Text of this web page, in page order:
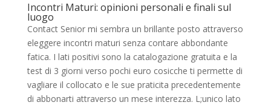
Incontri Maturi: opinioni personali e finali sul
luogo
Contact Senior mi sembra un brillante posto attraverso
eleggere incontri maturi senza contare abbondante
fatica. I lati positivi sono la catalogazione gratuita e la
test di 3 giorni verso pochi euro cosicche ti permette di
vagliare il collocato e le sue praticita precedentemente
di abbonarti attraverso un mese interezza. L;unico lato